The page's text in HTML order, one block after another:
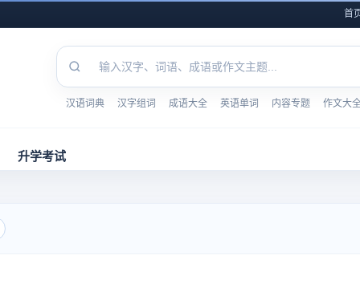
首
汉语词典 汉字组词 成语大全 英语单词 内容专题 作文大
升学考试